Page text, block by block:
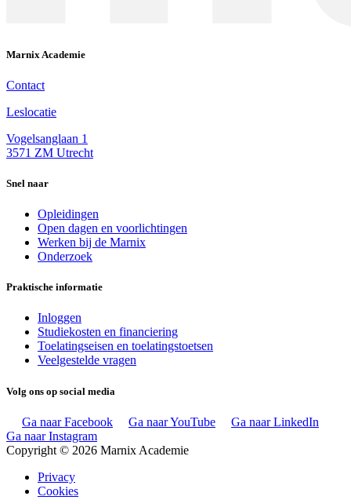
Marnix Academie
Contact
Leslocatie
Vogelsanglaan 1
3571 ZM Utrecht
Snel naar
Opleidingen
Open dagen en voorlichtingen
Werken bij de Marnix
Onderzoek
Praktische informatie
Inloggen
Studiekosten en financiering
Toelatingseisen en toelatingstoetsen
Veelgestelde vragen
Volg ons op social media
Ga naar Facebook Ga naar YouTube
Ga naar LinkedIn
Ga naar Instagram
Copyright © 2026 Marnix Academie
Privacy
Cookies